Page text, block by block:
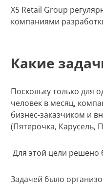
X5 Retail Group
компаниями
Какие
Поскольку только для
человек в месяц,
бизнес-заказчиком и
(Пятерочка, Карусель,
Для этой цели решено
Задачей было